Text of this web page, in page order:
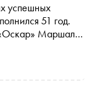
успешных
51 год.
«Оскар» Маршалл
стилем